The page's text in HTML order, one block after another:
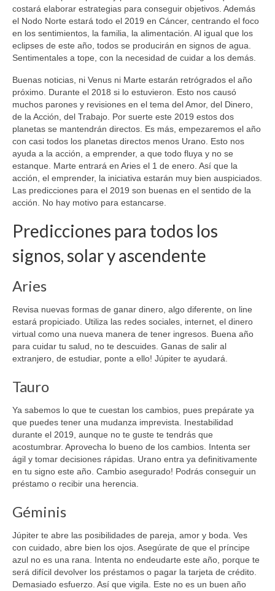
costará elaborar estrategias para conseguir objetivos. Además
el Nodo Norte estará todo el 2019 en Cáncer, centrando el foco
en los sentimientos, la familia, la alimentación. Al igual que los
eclipses de este año, todos se producirán en signos de agua.
Sentimentales a tope, con la necesidad de cuidar a los demás.
Buenas noticias, ni Venus ni Marte estarán retrógrados el año
próximo. Durante el 2018 si lo estuvieron. Esto nos causó
muchos parones y revisiones en el tema del Amor, del Dinero,
de la Acción, del Trabajo. Por suerte este 2019 estos dos
planetas se mantendrán directos. Es más, empezaremos el año
con casi todos los planetas directos menos Urano. Esto nos
ayuda a la acción, a emprender, a que todo fluya y no se
estanque. Marte entrará en Aries el 1 de enero. Así que la
acción, el emprender, la iniciativa estarán muy bien auspiciados.
Las predicciones para el 2019 son buenas en el sentido de la
acción. No hay motivo para estancarse.
Predicciones para todos los
signos, solar y ascendente
Aries
Revisa nuevas formas de ganar dinero, algo diferente, on line
estará propiciado. Utiliza las redes sociales, internet, el dinero
virtual como una nueva manera de tener ingresos. Buena año
para cuidar tu salud, no te descuides. Ganas de salir al
extranjero, de estudiar, ponte a ello! Júpiter te ayudará.
Tauro
Ya sabemos lo que te cuestan los cambios, pues prepárate ya
que puedes tener una mudanza imprevista. Inestabilidad
durante el 2019, aunque no te guste te tendrás que
acostumbrar. Aprovecha lo bueno de los cambios. Intenta ser
ágil y tomar decisiones rápidas. Urano entra ya definitivamente
en tu signo este año. Cambio asegurado! Podrás conseguir un
préstamo o recibir una herencia.
Géminis
Júpiter te abre las posibilidades de pareja, amor y boda. Ves
con cuidado, abre bien los ojos. Asegúrate de que el príncipe
azul no es una rana. Intenta no endeudarte este año, porque te
será difícil devolver los préstamos o pagar la tarjeta de crédito.
Demasiado esfuerzo. Así que vigila. Este no es un buen año